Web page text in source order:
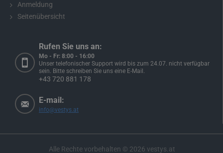
Anmeldung
Seitenübersicht
Rufen Sie uns an:
Mo - Fr: 8:00 - 16:00
Unser telefonischer Support wird bis zum 24.07. nicht verfügbar
sein. Bitte schreiben Sie uns eine E-Mail.
+43 720 881 178
E-mail:
info@vestys.at
Alle Rechte vorbehalten © 2026 vestys.at